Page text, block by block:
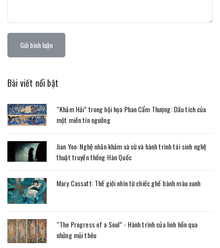
Gửi bình luận
Bài viết nổi bật
“Khảm Hải” trong hội họa Phan Cẩm Thượng: Dấu tích của
một miền tín ngưỡng
Jian Yoo: Nghệ nhân khảm xà cừ và hành trình tái sinh nghệ
thuật truyền thống Hàn Quốc
Mary Cassatt: Thế giới nhìn từ chiếc ghế bành màu xanh
“The Progress of a Soul” - Hành trình của linh hồn qua
những mũi thêu